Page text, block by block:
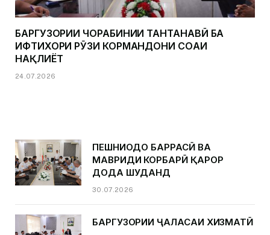
БАРГУЗОРИИ ЧОРАБИНИИ ТАНТАНАВӢ БА
ИФТИХОРИ РӮЗИ КОРМАНДОНИ СОҲАИ
НАҚЛИЁТ
24.07.2026
ПЕШНИҲОДҲО БАРРАСӢ ВА
МАВРИДИ КОРБАРӢ ҚАРОР
ДОДА ШУДАНД
30.07.2026
БАРГУЗОРИИ ҶАЛАСАИ ХИЗМАТӢ